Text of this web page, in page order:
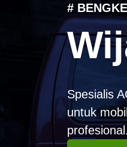
#
Spesialis
untuk
profesional.